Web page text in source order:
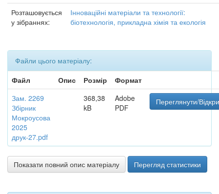
Розташовується
у зібраннях:
Інноваційні матеріали та технології:
біотехнологія, прикладна хімія та екологія
Файли цього матеріалу:
Файл
Опис Розмір
Формат
Зам. 2269
Збірник
Мокроусова
2025
друк-27.pdf
368,38
kB
Adobe
PDF
Переглянути/
Показати повний опис матеріалу Перегляд статистики